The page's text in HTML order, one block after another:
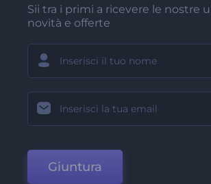
Sii tra i primi a ricevere le nostre
novità e offerte
Giuntura